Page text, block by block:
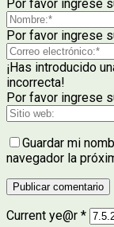
Por favor ingrese
Por favor ingrese
¡Has introducido
incorrecta!
Por favor ingrese
Guardar mi
navegador la
Current ye@r *